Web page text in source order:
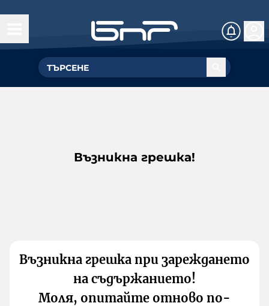
Възникна грешка!
Възникна грешка при зареждането
на съдържанието!
Моля, опитайте отново по-